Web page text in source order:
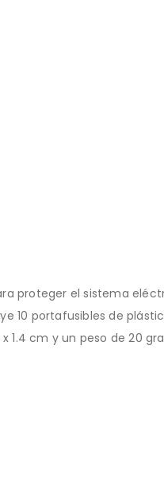
proteger el sistema
10 portafusibles de
1.4 cm y un peso de 20